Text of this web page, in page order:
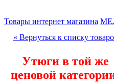
Товары интернет магазина
« Вернуться к списку
Утюги в той же
ценовой